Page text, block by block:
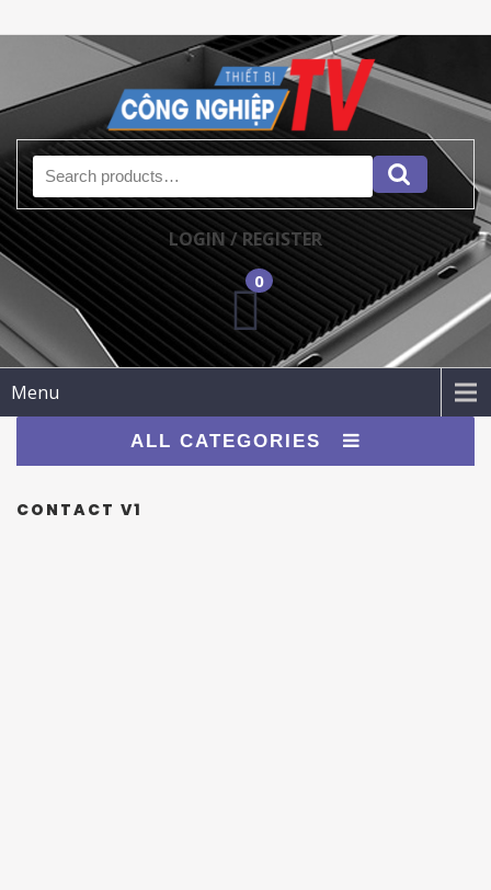
Search for:
LOGIN / REGISTER
0
Menu
ALL CATEGORIES
CONTACT V1